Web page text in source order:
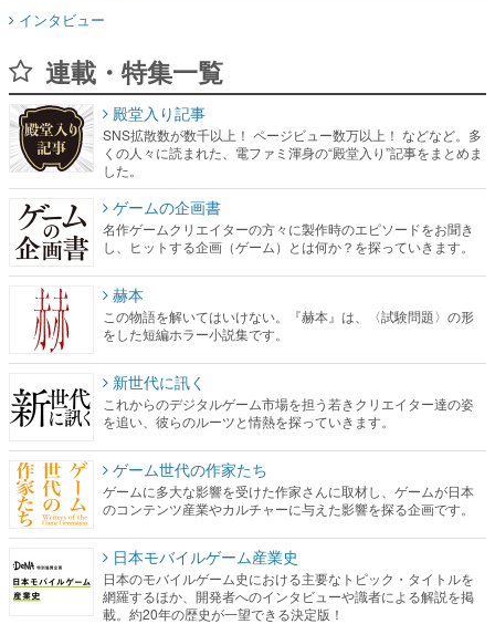
インタビュー
連載・特集一覧
殿堂入り記事
SNS拡散数が数千以上！ ページビュー数万以上！ などなど。多
くの人々に読まれた、電ファミ渾身の“殿堂入り”記事をまとめま
した。
ゲームの企画書
名作ゲームクリエイターの方々に製作時のエピソードをお聞き
し、ヒットする企画（ゲーム）とは何か？を探っていきます。
赫本
この物語を解いてはいけない。『赫本』は、〈試験問題〉の形
をした短編ホラー小説集です。
新世代に訊く
これからのデジタルゲーム市場を担う若きクリエイター達の姿
を追い、彼らのルーツと情熱を探っていきます。
ゲーム世代の作家たち
ゲームに多大な影響を受けた作家さんに取材し、ゲームが日本
のコンテンツ産業やカルチャーに与えた影響を探る企画です。
日本モバイルゲーム産業史
日本のモバイルゲーム史における主要なトピック・タイトルを
網羅するほか、開発者へのインタビューや識者による解説を掲
載。約20年の歴史が一望できる決定版！